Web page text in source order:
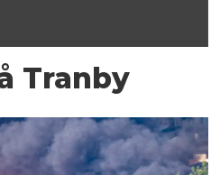
Tranby